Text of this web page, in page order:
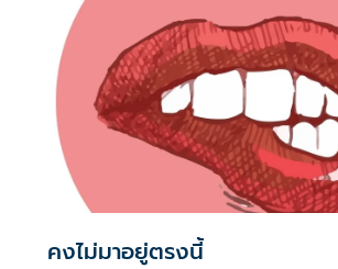
ประเทศไทยบนเวทีโลกได้อย่างชัดเจน
คงไม่มาอยู่ตรงนี้